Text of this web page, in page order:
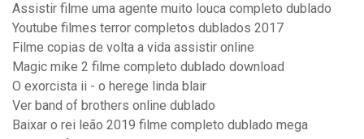
Assistir filme uma agente muito louca completo dublado
Youtube filmes terror completos dublados 2017
Filme copias de volta a vida assistir online
Magic mike 2 filme completo dublado download
O exorcista ii - o herege linda blair
Ver band of brothers online dublado
Baixar o rei leão 2019 filme completo dublado mega